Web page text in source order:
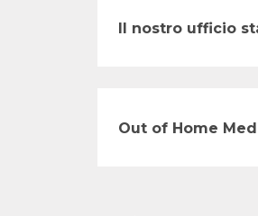
Il nostro ufficio
Out of Home